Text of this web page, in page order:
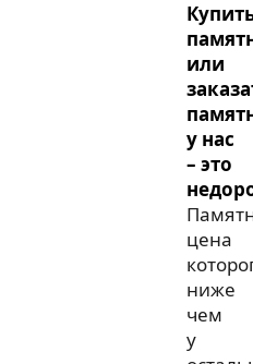
или
у нас
– это
цена
ниже
чем
у